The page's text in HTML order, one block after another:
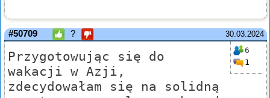
30.03.2024
#50709 ?
6
1
Przygotowując się do
wakacji w Azji,
zdecydowałam się na solidną